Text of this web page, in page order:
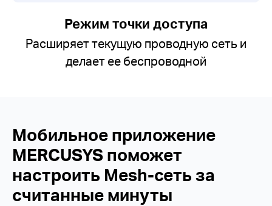
Режим точки доступа
Расширяет текущую проводную сеть и
делает ее беспроводной
Мобильное приложение
MERCUSYS поможет
настроить Mesh-сеть за
считанные минуты